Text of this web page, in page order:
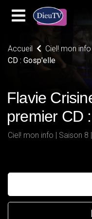
Accueil Ciel! mon info
CD : Gosp'elle
Flavie
premier CD
Ciel! mon info | Saison 8